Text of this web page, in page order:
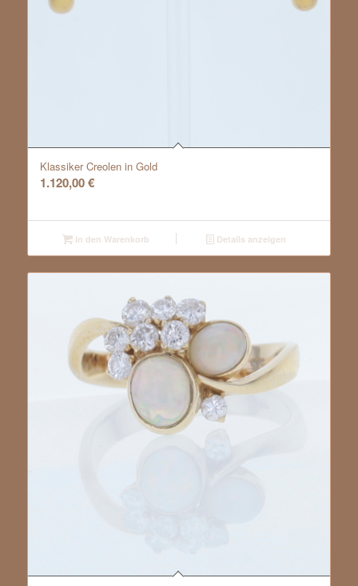
Klassiker Creolen in Gold
1.120,00€
In den Warenkorb Details anzeigen